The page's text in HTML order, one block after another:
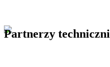
Partnerzy techniczni